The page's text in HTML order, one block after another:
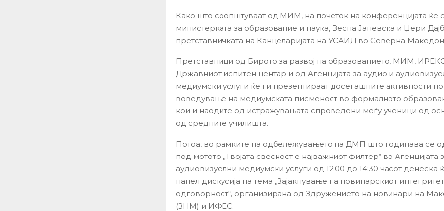
Како што соопштуваат од МИМ, на почеток на конференцијата ќе
министерката за образование и наука, Весна Јаневска и Џери
претставничката на Канцеларијата на УСАИД во Северна
Претставници од Бирото за развој на образованието, МИМ,
Државниот испитен центар и од Агенцијата за аудио и
медиумски услуги ќе ги презентираат досегашните активности
воведување на медиумската писменост во формалното
кои и наодите од истражувањата спроведени меѓу ученици од
од средните училишта.
Потоа, во рамките на одбележувањето на ДМП што годинава се
под мотото „Твојата свесност е најважниот филтер“ во Агенцијата
аудиовизуелни медиумски услуги од 12:00 до 14:30 часот денеска
панел дискусија на тема „Зајакнување на новинарскиот
одговорност“, организирана од Здружението на новинари на
(ЗНМ) и ИФЕС.